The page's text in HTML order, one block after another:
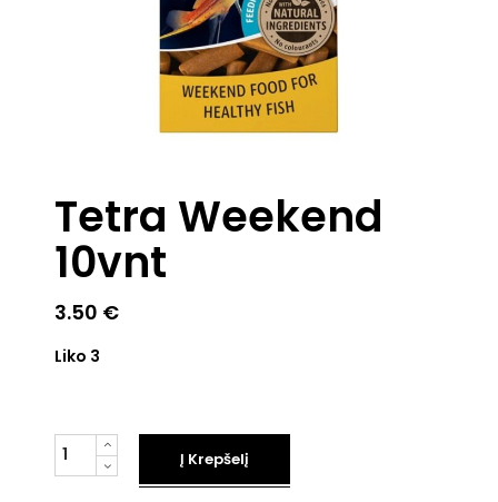
Tetra Weekend
10vnt
3.50 €
Liko 3
Kiekis
Į Krepšelį